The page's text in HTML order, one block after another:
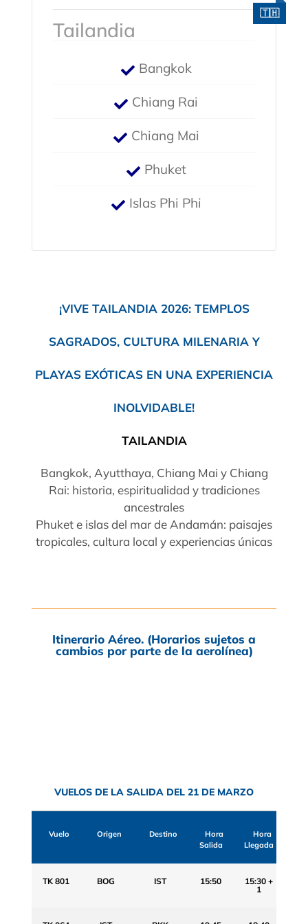
Tailandia
Bangkok
Chiang Rai
Chiang Mai
Phuket
Islas Phi Phi
¡VIVE TAILANDIA 2026: TEMPLOS
SAGRADOS, CULTURA MILENARIA Y
PLAYAS EXÓTICAS EN UNA EXPERIENCIA
INOLVIDABLE!
TAILANDIA
Bangkok, Ayutthaya, Chiang Mai y Chiang
Rai: historia, espiritualidad y tradiciones
ancestrales
Phuket e islas del mar de Andamán: paisajes
tropicales, cultura local y experiencias únicas
Itinerario Aéreo. (Horarios sujetos a
cambios por parte de la aerolínea)
VUELOS DE LA SALIDA DEL 21 DE MARZO
Vuelo Origen Destino
Hora
Salida
Hora
Llegada
TK 801 BOG IST 15:50
15:30 +
1